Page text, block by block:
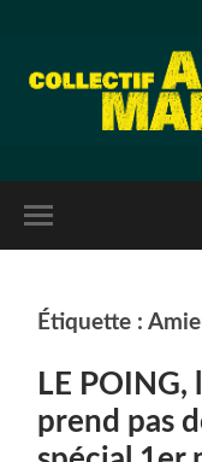
Étiquette :
LE
prend pas